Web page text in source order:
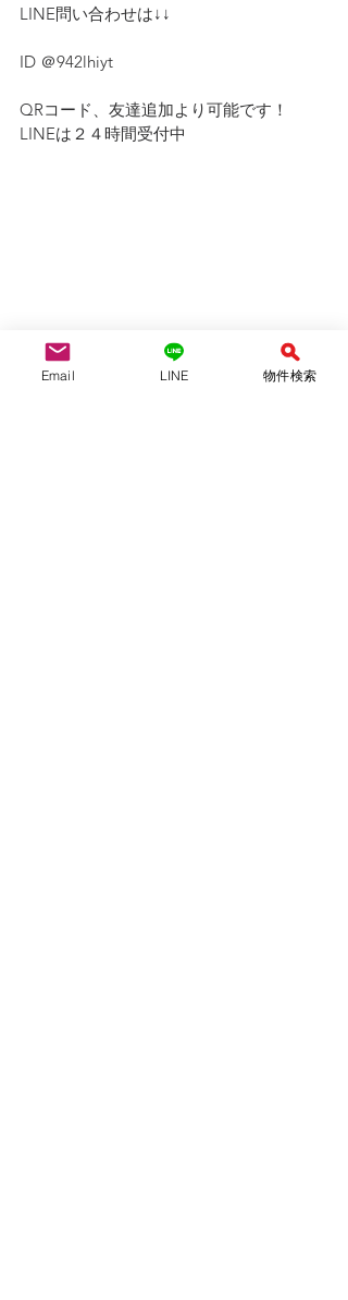
LINE問い合わせは↓↓
ID ＠942lhiyt
QRコード、友達追加より可能です！
LINEは２４時間受付中
Email LINE 物件検索